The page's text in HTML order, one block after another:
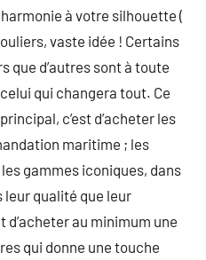
à votre silhouette (
vaste idée ! Certains
que d’autres sont à toute
qui changera tout. Ce
c’est d’acheter les
maritime ; les
gammes iconiques, dans
leur qualité que leur
au minimum une
qui donne une touche